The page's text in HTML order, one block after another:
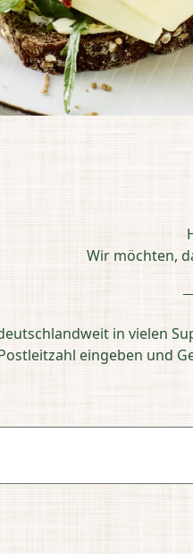
Wir möchten,
in vielen
eingeben und